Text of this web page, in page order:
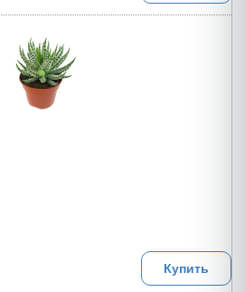
Купить